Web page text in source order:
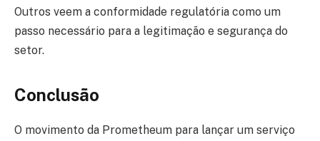
Outros veem a conformidade regulatória como um
passo necessário para a legitimação e segurança do
setor.
Conclusão
O movimento da Prometheum para lançar um serviço